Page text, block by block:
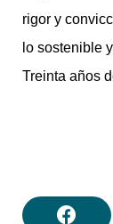
rigor y
lo sostenible
Treinta años